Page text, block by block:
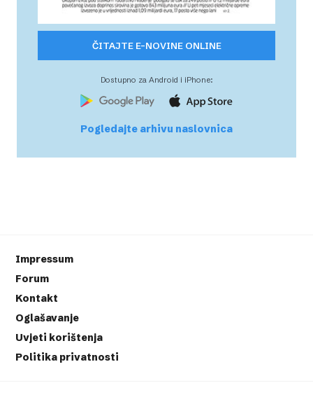
ČITAJTE E-NOVINE ONLINE
Dostupno za Android i iPhone:
Pogledajte arhivu naslovnica
Impressum
Forum
Kontakt
Oglašavanje
Uvjeti korištenja
Politika privatnosti